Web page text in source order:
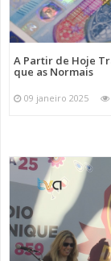
A Partir de Hoje
que as Normais
09 janeiro 2025